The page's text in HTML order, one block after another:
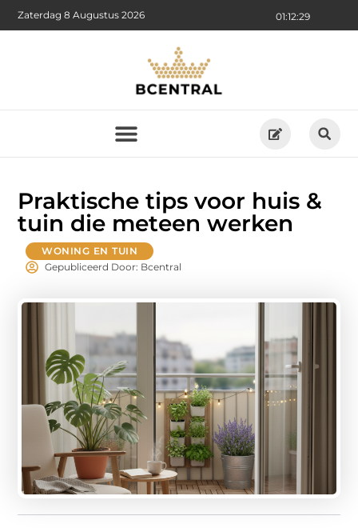
01:12:30
Zaterdag 8 Augustus 2026
Praktische tips voor huis &
tuin die meteen werken
WONING EN TUIN
Gepubliceerd Door: Bcentral